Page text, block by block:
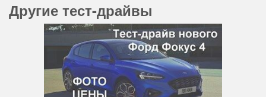
Другие тест-драйвы